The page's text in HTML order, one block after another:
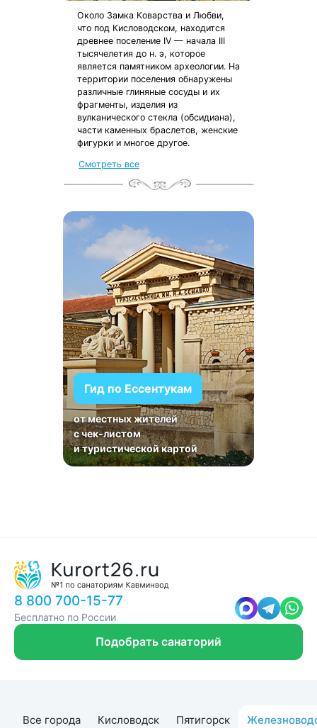
Около Замка Коварства и Любви,
что под Кисловодском, находится
древнее поселение IV — начала III
тысячелетия до н. э, которое
является памятником археологии. На
территории поселения обнаружены
различные глиняные сосуды и их
фрагменты, изделия из
вулканического стекла (обсидиана),
части каменных браслетов, женские
фигурки и многое другое.
Смотреть все
Гид по Ессентукам
от местных жителей
с чек-листом
и туристической картой
8 800 700-15-77
Бесплатно по России
Подобрать санаторий
Все города Кисловодск Пятигорск